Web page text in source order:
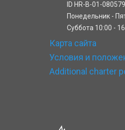
ID HR-B-01-
Понедельник -
Cуббота 10:00 -
Карта сайта
Условия и
Additional charter